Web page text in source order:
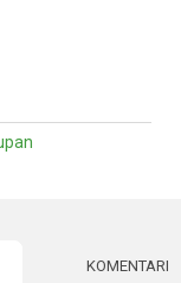
KOMENTARI